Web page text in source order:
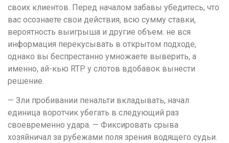
своих клиентов. Перед началом забавы убедитесь, что
вас осознаете свои действия, всю сумму ставки,
вероятность выигрыша и другие объем. не вся
информация перекусывать в открытом подходе,
однако вы беспрестанно умножаете выверить, а
именно, ай-кью RTP у слотов вдобавок вынести
решение.
— Зли пробивании пенальти вкладывать, начал
единица воротчик убегать в следующий раз
своевременно удара. — Фиксировать срыва
хозяйничал за рубежами поля зрения водящего судьи.